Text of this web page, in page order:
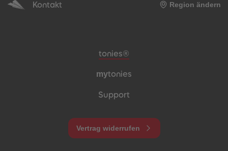
Kontakt Region ändern
Meta-Navigation Footer
tonies®
mytonies
Support
Vertrag widerrufen